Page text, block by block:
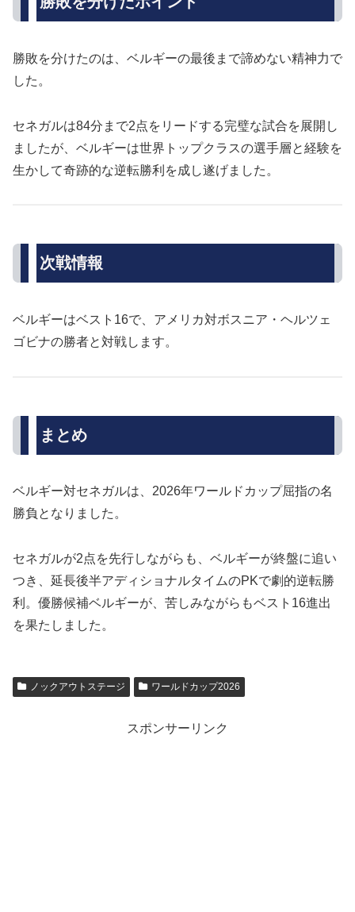
勝敗を分けたのは、ベルギーの最後まで諦めない精神力で
した。
セネガルは84分まで2点をリードする完璧な試合を展開し
ましたが、ベルギーは世界トップクラスの選手層と経験を
生かして奇跡的な逆転勝利を成し遂げました。
次戦情報
ベルギーはベスト16で、アメリカ対ボスニア・ヘルツェ
ゴビナの勝者と対戦します。
まとめ
ベルギー対セネガルは、2026年ワールドカップ屈指の名
勝負となりました。
セネガルが2点を先行しながらも、ベルギーが終盤に追い
つき、延長後半アディショナルタイムのPKで劇的逆転勝
利。優勝候補ベルギーが、苦しみながらもベスト16進出
を果たしました。
ノックアウトステージ ワールドカップ2026
スポンサーリンク